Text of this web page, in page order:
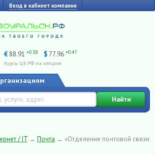
Вход в кабинет компании
€ 88.91 +0.38 $ 77.96 +0.47
Курсы ЦБ РФ на сегодня
Найти
/ IT → Почта → «Отделение почтовой связи